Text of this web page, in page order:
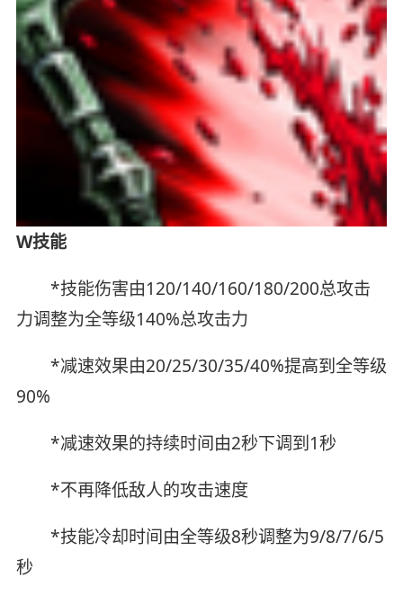
W技能
*技能伤害由120/140/160/180/200总攻击
力调整为全等级140%总攻击力
*减速效果由20/25/30/35/40%提高到全等级
90%
*减速效果的持续时间由2秒下调到1秒
*不再降低敌人的攻击速度
*技能冷却时间由全等级8秒调整为9/8/7/6/5
秒